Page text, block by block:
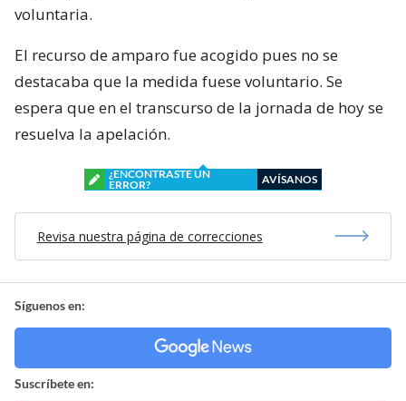
voluntaria.
El recurso de amparo fue acogido pues no se
destacaba que la medida fuese voluntario. Se
espera que en el transcurso de la jornada de hoy se
resuelva la apelación.
¿ENCONTRASTE UN
ERROR?
AVÍSANOS
Revisa nuestra página de correcciones
Síguenos en:
Suscríbete en: